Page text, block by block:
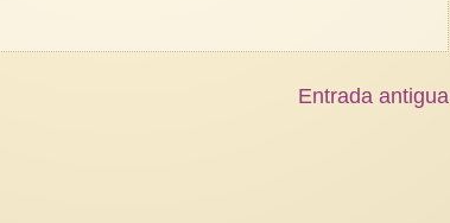
Entrada antigua